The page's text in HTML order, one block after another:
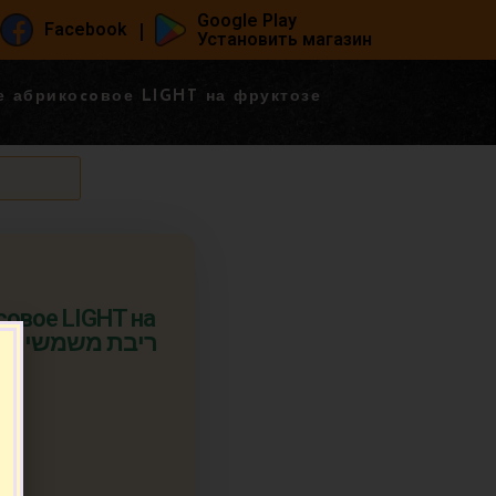
Facebook |
Google Play
Установить магазин
абрикоcoвое LIGHT на фруктозе
LIGHT на
фруктозе 400 гр. ריבת משמשים